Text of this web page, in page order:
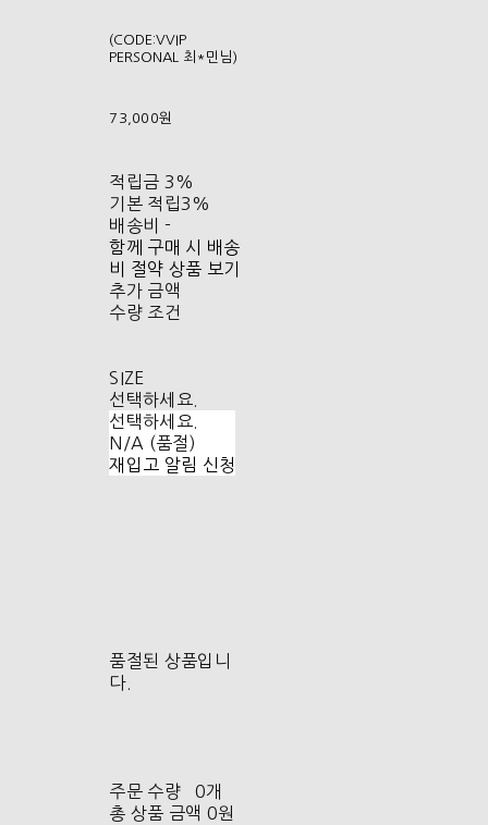
(CODE:VVIP
PERSONAL 최*민님)
73,000원
적립금 3%
기본 적립3%
배송비 -
함께 구매 시 배송
비 절약 상품 보기
추가 금액
수량 조건
SIZE
선택하세요.
선택하세요.
N/A (품절)
재입고 알림 신청
품절된 상품입니
다.
주문 수량
0개
총 상품 금액 0원